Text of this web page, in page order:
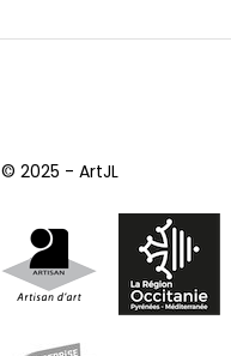
© 2025 - ArtJL